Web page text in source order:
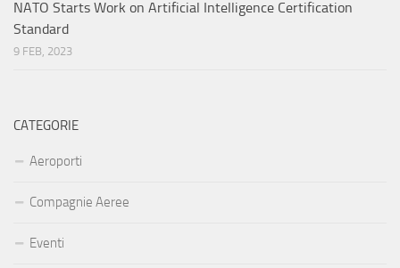
NATO Starts Work on Artificial Intelligence Certification
Standard
9 FEB, 2023
CATEGORIE
Aeroporti
Compagnie Aeree
Eventi